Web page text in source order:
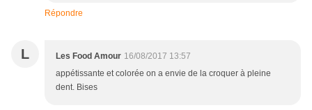
Répondre
L Les Food Amour 16/08/2017 13:57
appétissante et colorée on a envie de la croquer à pleine
dent. Bises